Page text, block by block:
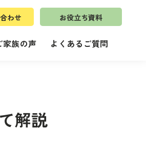
わせ お役立ち資料
家族の声 よくあるご質問
解説